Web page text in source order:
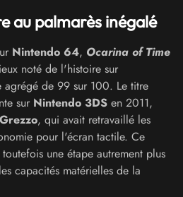
au palmarès inégalé
Nintendo 64, Ocarina of Time
noté de l'histoire sur
agrégé de 99 sur 100. Le titre
sur Nintendo 3DS en 2011,
Grezzo, qui avait retravaillé les
pour l'écran tactile. Ce
une étape autrement plus
capacités matérielles de la